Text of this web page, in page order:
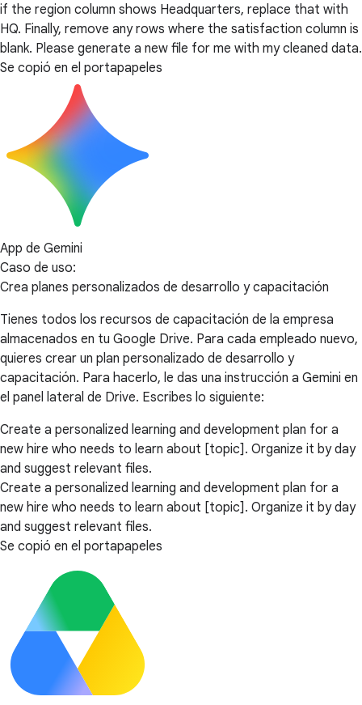
if the region column shows Headquarters, replace that with
HQ. Finally, remove any rows where the satisfaction column is
blank. Please generate a new file for me with my cleaned data.
Se copió en el portapapeles
App de Gemini
Caso de uso:
Crea planes personalizados de desarrollo y capacitación
Tienes todos los recursos de capacitación de la empresa
almacenados en tu Google Drive. Para cada empleado nuevo,
quieres crear un plan personalizado de desarrollo y
capacitación. Para hacerlo, le das una instrucción a Gemini en
el panel lateral de Drive. Escribes lo siguiente:
Create a personalized learning and development plan for a
new hire who needs to learn about [topic]. Organize it by day
and suggest relevant files.
Create a personalized learning and development plan for a
new hire who needs to learn about [topic]. Organize it by day
and suggest relevant files.
Se copió en el portapapeles